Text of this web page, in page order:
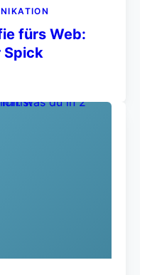
fürs Web:
Spick